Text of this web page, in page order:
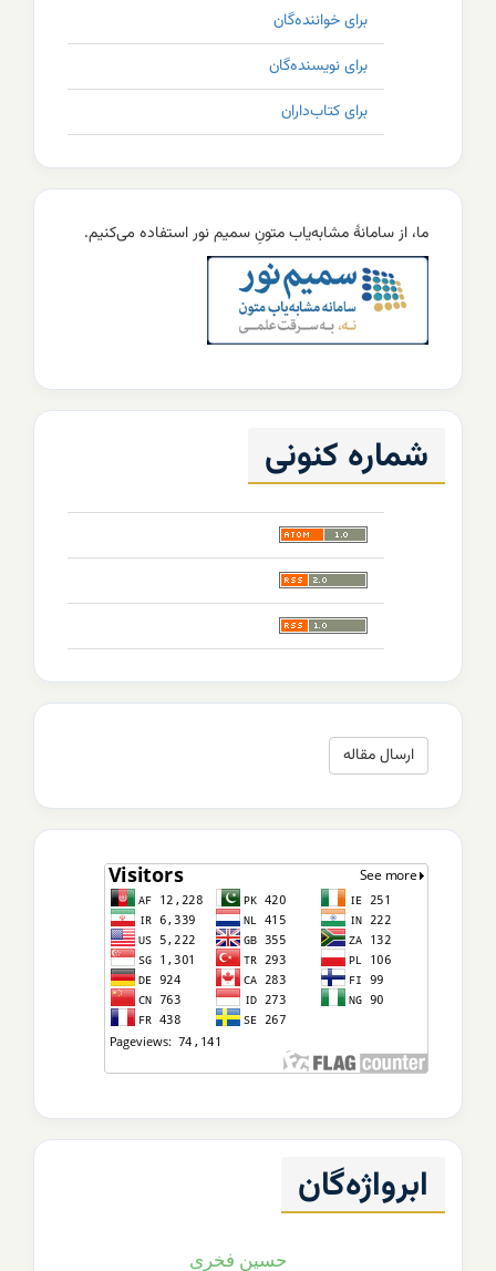
برای خواننده‌گان
برای نویسنده‌گان
برای کتاب‌داران
11
ما، از سامانۀ مشابه‌یاب متونِ سمیم نور استفاده می‌کنیم.
شماره کنونی
ارسال
مقاله
ارسال مقاله
شمارش‌گر
مخاطبان
ابرواژه‌گان
حسین فخری